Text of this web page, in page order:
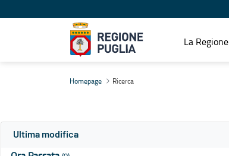
La Regione
Homepage Ricerca
Ultima modifica